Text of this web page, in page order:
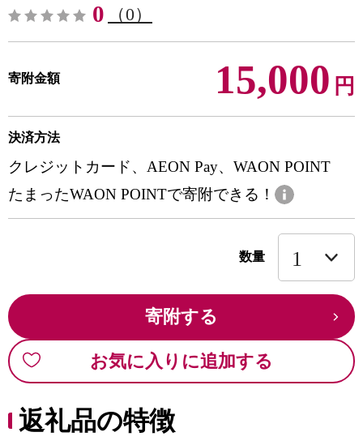
0 （0）
寄附金額 15,000 円
決済方法
クレジットカード、AEON Pay、WAON POINT
たまったWAON POINTで寄附できる！
数量
寄附する
お気に入りに追加する
返礼品の特徴